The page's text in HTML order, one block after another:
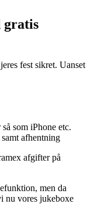
gratis
fest sikret. Uanset
som iPhone etc.
afhentning
afgifter på
men da
nu vores jukeboxe